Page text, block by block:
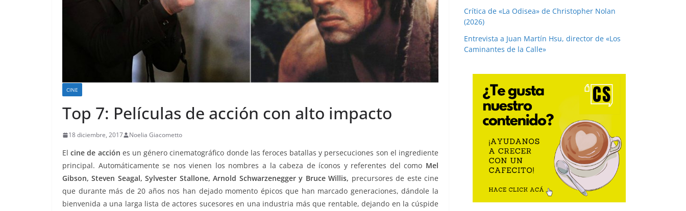
CINE
Top 7: Películas de acción con alto impacto
18 diciembre, 2017 Noelia Giacometto
El cine de acción es un género cinematográfico donde las feroces batallas y persecuciones son el ingrediente
principal. Automáticamente se nos vienen los nombres a la cabeza de íconos y referentes del como Mel
Gibson, Steven Seagal, Sylvester Stallone, Arnold Schwarzenegger y Bruce Willis, precursores de este cine
que durante más de 20 años nos han dejado momento épicos que han marcado generaciones, dándole la
bienvenida a una larga lista de actores sucesores en una industria más que rentable, dejando en la cúspide
Crítica de «La Odisea» de Christopher Nolan
(2026)
Entrevista a Juan Martín Hsu, director de «Los
Caminantes de la Calle»